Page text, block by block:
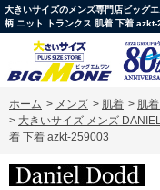
大きいサイズのメンズ専門店ビッグ
柄 ニット トランクス 肌着 下着 azkt-
ホーム > メンズ > 肌着 > 肌
> 大きいサイズ メンズ
着 下着 azkt-259003